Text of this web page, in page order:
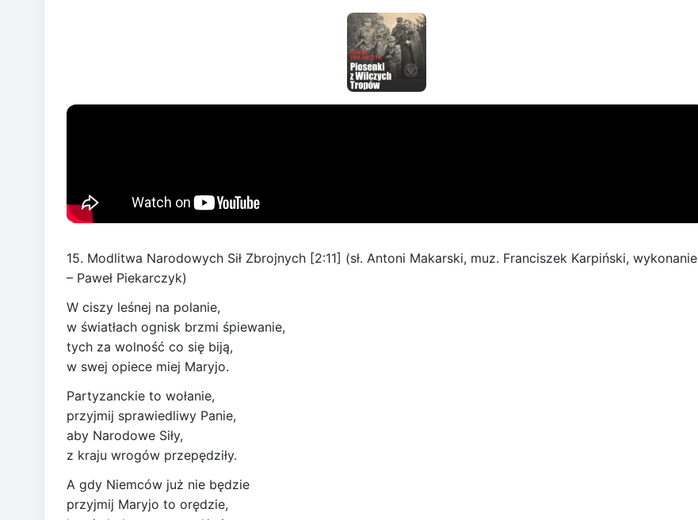
15. Modlitwa Narodowych Sił Zbrojnych [2:11] (sł. Antoni Makarski, muz. Franciszek Karpiński, wykonanie
– Paweł Piekarczyk)
W ciszy leśnej na polanie,
w światłach ognisk brzmi śpiewanie,
tych za wolność co się biją,
w swej opiece miej Maryjo.
Partyzanckie to wołanie,
przyjmij sprawiedliwy Panie,
aby Narodowe Siły,
z kraju wrogów przepędziły.
A gdy Niemców już nie będzie
przyjmij Maryjo to orędzie,